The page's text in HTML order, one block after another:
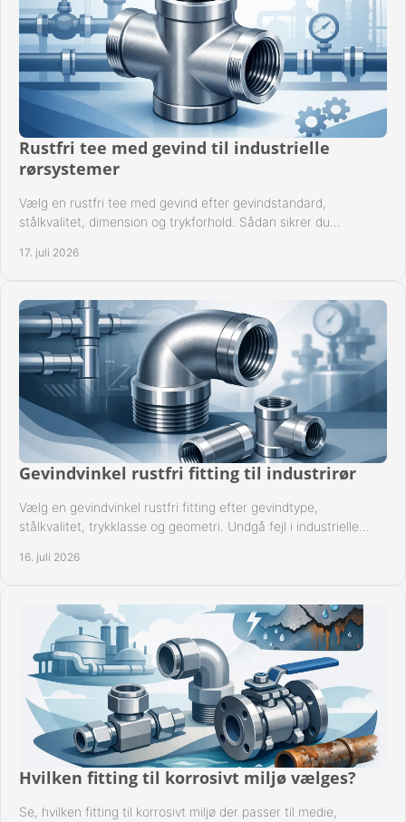
Rustfri tee med gevind til industrielle
rørsystemer
Vælg en rustfri tee med gevind efter gevindstandard,
stålkvalitet, dimension og trykforhold. Sådan sikrer du
17. juli 2026
Gevindvinkel rustfri fitting til industrirør
Vælg en gevindvinkel rustfri fitting efter gevindtype,
stålkvalitet, trykklasse og geometri. Undgå fejl i industrielle
16. juli 2026
Hvilken fitting til korrosivt miljø vælges?
Se, hvilken fitting til korrosivt miljø der passer til medie,